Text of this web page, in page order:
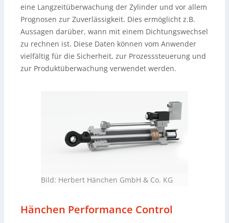
eine Langzeitüberwachung der Zylinder und vor allem
Prognosen zur Zuverlässigkeit. Dies ermöglicht z.B.
Aussagen darüber, wann mit einem Dichtungswechsel
zu rechnen ist. Diese Daten können vom Anwender
vielfältig für die Sicherheit, zur Prozesssteuerung und
zur Produktüberwachung verwendet werden.
Bild: Herbert Hänchen GmbH & Co. KG
Hänchen Performance Control